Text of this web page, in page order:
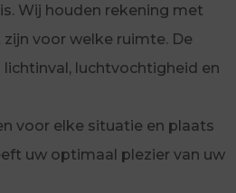
Wij houden rekening met
voor welke ruimte. De
luchtvochtigheid en
voor elke situatie en plaats
uw optimaal plezier van uw